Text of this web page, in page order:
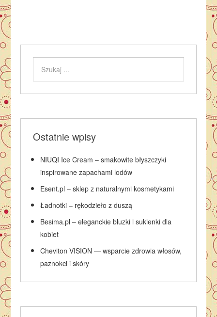
Ostatnie wpisy
NIUQI Ice Cream – smakowite błyszczyki
inspirowane zapachami lodów
Esent.pl – sklep z naturalnymi kosmetykami
Ładnotki – rękodzieło z duszą
Besima.pl – eleganckie bluzki i sukienki dla
kobiet
Cheviton VISION — wsparcie zdrowia włosów,
paznokci i skóry